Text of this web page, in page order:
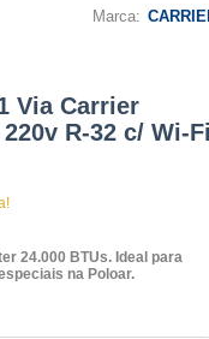
Marca:
Via Carrier
R-32 c/ Wi-
24.000 BTUs. Ideal para
na Poloar.